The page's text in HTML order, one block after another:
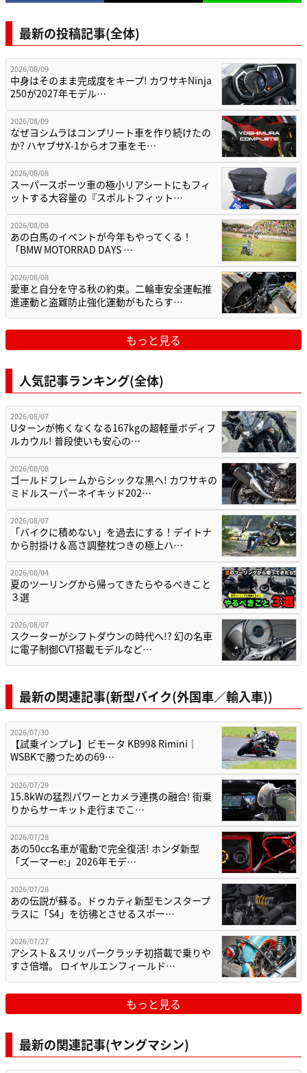
最新の投稿記事(全体)
2026/08/09
中身はそのまま完成度をキープ! カワサキNinja
250が2027年モデル…
2026/08/09
なぜヨシムラはコンプリート車を作り続けたの
か? ハヤブサX-1からオフ車をモ…
2026/08/08
スーパースポーツ車の極小リアシートにもフィ
ットする大容量の『スポルトフィット…
2026/08/08
あの白馬のイベントが今年もやってくる！
「BMW MOTORRAD DAYS …
2026/08/08
愛車と自分を守る秋の約束。二輪車安全運転推
進運動と盗難防止強化運動がもたらす…
もっと見る
人気記事ランキング(全体)
2026/08/07
Uターンが怖くなくなる167kgの超軽量ボディフ
ルカウル! 普段使いも安心の…
2026/08/08
ゴールドフレームからシックな黒へ! カワサキの
ミドルスーパーネイキッド202…
2026/08/07
「バイクに積めない」を過去にする！デイトナ
から肘掛け＆高さ調整枕つきの極上ハ…
2026/08/04
夏のツーリングから帰ってきたらやるべきこと
３選
2026/08/07
スクーターがシフトダウンの時代へ!? 幻の名車
に電子制御CVT搭載モデルなど…
最新の関連記事(新型バイク(外国車／輸入車))
2026/07/30
【試乗インプレ】ビモータ KB998 Rimini｜
WSBKで勝つための69…
2026/07/29
15.8kWの猛烈パワーとカメラ連携の融合! 街乗
りからサーキット走行までこ…
2026/07/28
あの50cc名車が電動で完全復活! ホンダ新型
「ズーマーe:」2026年モデ…
2026/07/28
あの伝説が蘇る。ドゥカティ新型モンスタープ
ラスに「S4」を彷彿とさせるスポー…
2026/07/27
アシスト＆スリッパークラッチ初搭載で乗りや
すさ倍増。 ロイヤルエンフィールド…
もっと見る
最新の関連記事(ヤングマシン)